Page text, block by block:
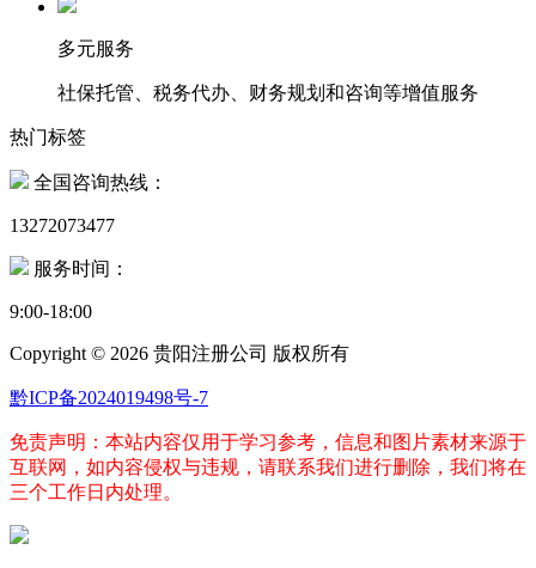
多元服务
社保托管、税务代办、财务规划和咨询等增值服务
热门标签
全国咨询热线：
13272073477
服务时间：
9:00-18:00
Copyright © 2026 贵阳注册公司 版权所有
黔ICP备2024019498号-7
免责声明：本站内容仅用于学习参考，信息和图片素材来源于
互联网，如内容侵权与违规，请联系我们进行删除，我们将在
三个工作日内处理。